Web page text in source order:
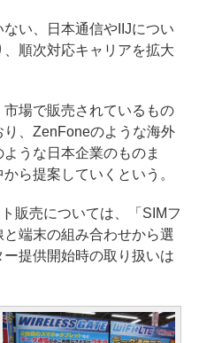
い、日本通信やIIJについ
順次対応キャリアを拡大
場で販売されているもの
、ZenFoneのような海外
うな日本企業のものま
ら提案していくという。
販売については、「SIMフ
端末の組み合わせから選
提供開始時の取り扱いは